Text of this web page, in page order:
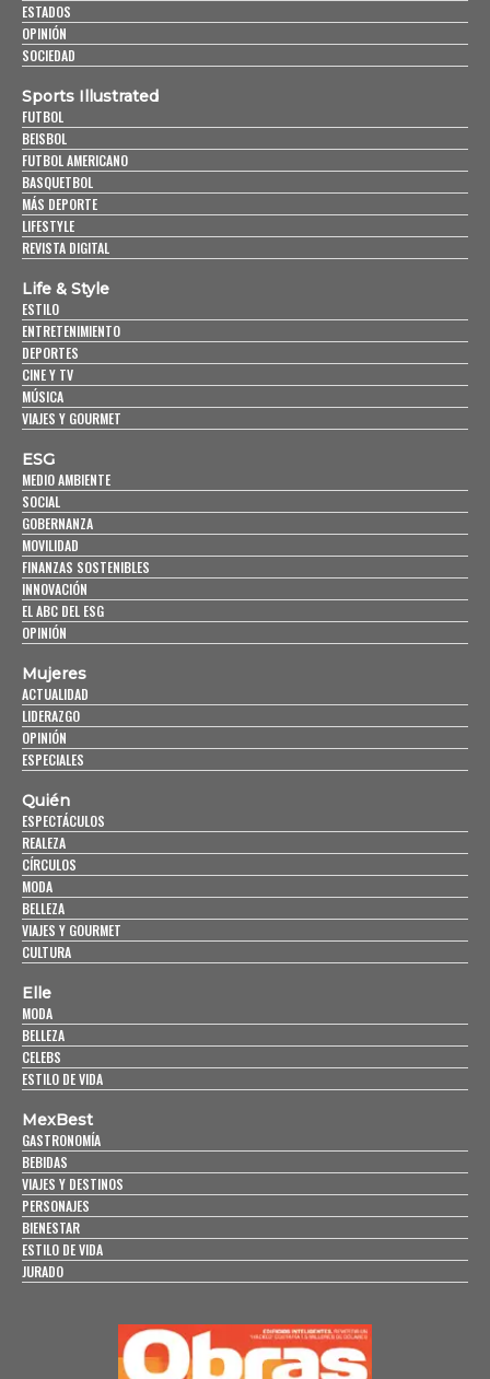
ESTADOS
OPINIÓN
SOCIEDAD
Sports Illustrated
FUTBOL
BEISBOL
FUTBOL AMERICANO
BASQUETBOL
MÁS DEPORTE
LIFESTYLE
REVISTA DIGITAL
Life & Style
ESTILO
ENTRETENIMIENTO
DEPORTES
CINE Y TV
MÚSICA
VIAJES Y GOURMET
ESG
MEDIO AMBIENTE
SOCIAL
GOBERNANZA
MOVILIDAD
FINANZAS SOSTENIBLES
INNOVACIÓN
EL ABC DEL ESG
OPINIÓN
Mujeres
ACTUALIDAD
LIDERAZGO
OPINIÓN
ESPECIALES
Quién
ESPECTÁCULOS
REALEZA
CÍRCULOS
MODA
BELLEZA
VIAJES Y GOURMET
CULTURA
Elle
MODA
BELLEZA
CELEBS
ESTILO DE VIDA
MexBest
GASTRONOMÍA
BEBIDAS
VIAJES Y DESTINOS
PERSONAJES
BIENESTAR
ESTILO DE VIDA
JURADO